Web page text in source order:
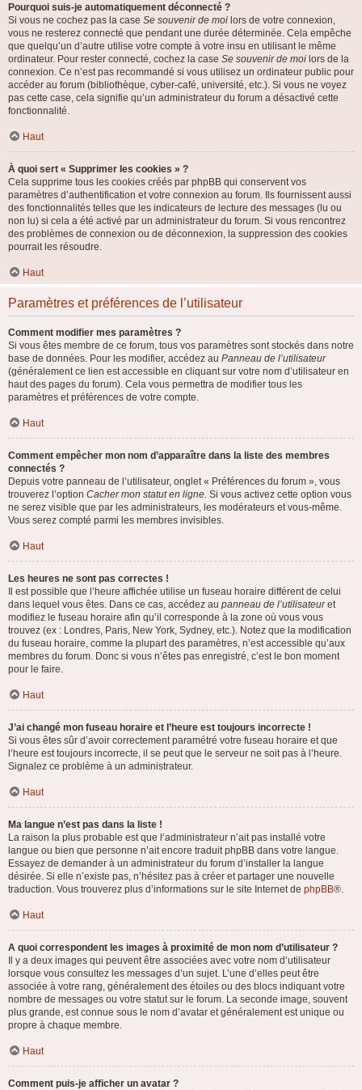
Pourquoi suis-je automatiquement déconnecté ?
Si vous ne cochez pas la case Se souvenir de moi lors de votre connexion,
vous ne resterez connecté que pendant une durée déterminée. Cela empêche
que quelqu’un d’autre utilise votre compte à votre insu en utilisant le même
ordinateur. Pour rester connecté, cochez la case Se souvenir de moi lors de la
connexion. Ce n’est pas recommandé si vous utilisez un ordinateur public pour
accéder au forum (bibliothèque, cyber-café, université, etc.). Si vous ne voyez
pas cette case, cela signifie qu’un administrateur du forum a désactivé cette
fonctionnalité.
Haut
À quoi sert « Supprimer les cookies » ?
Cela supprime tous les cookies créés par phpBB qui conservent vos
paramètres d’authentification et votre connexion au forum. Ils fournissent aussi
des fonctionnalités telles que les indicateurs de lecture des messages (lu ou
non lu) si cela a été activé par un administrateur du forum. Si vous rencontrez
des problèmes de connexion ou de déconnexion, la suppression des cookies
pourrait les résoudre.
Haut
Paramètres et préférences de l’utilisateur
Comment modifier mes paramètres ?
Si vous êtes membre de ce forum, tous vos paramètres sont stockés dans notre
base de données. Pour les modifier, accédez au Panneau de l’utilisateur
(généralement ce lien est accessible en cliquant sur votre nom d’utilisateur en
haut des pages du forum). Cela vous permettra de modifier tous les
paramètres et préférences de votre compte.
Haut
Comment empêcher mon nom d’apparaître dans la liste des membres
connectés ?
Depuis votre panneau de l’utilisateur, onglet « Préférences du forum », vous
trouverez l’option Cacher mon statut en ligne. Si vous activez cette option vous
ne serez visible que par les administrateurs, les modérateurs et vous-même.
Vous serez compté parmi les membres invisibles.
Haut
Les heures ne sont pas correctes !
Il est possible que l’heure affichée utilise un fuseau horaire différent de celui
dans lequel vous êtes. Dans ce cas, accédez au panneau de l’utilisateuret
modifiez le fuseau horaire afin qu’il corresponde à la zone où vous vous
trouvez (ex : Londres, Paris, New York, Sydney, etc.). Notez que la modification
du fuseau horaire, comme la plupart des paramètres, n’est accessible qu’aux
membres du forum. Donc si vous n’êtes pas enregistré, c’est le bon moment
pour le faire.
Haut
J’ai changé mon fuseau horaire et l’heure est toujours incorrecte !
Si vous êtes sûr d’avoir correctement paramétré votre fuseau horaire et que
l’heure est toujours incorrecte, il se peut que le serveur ne soit pas à l’heure.
Signalez ce problème à un administrateur.
Haut
Ma langue n’est pas dans la liste !
La raison la plus probable est que l’administrateur n’ait pas installé votre
langue ou bien que personne n’ait encore traduit phpBB dans votre langue.
Essayez de demander à un administrateur du forum d’installer la langue
désirée. Si elle n’existe pas, n’hésitez pas à créer et partager une nouvelle
traduction. Vous trouverez plus d’informations sur le site Internet de phpBB®.
Haut
A quoi correspondent les images à proximité de mon nom d’utilisateur ?
Il y a deux images qui peuvent être associées avec votre nom d’utilisateur
lorsque vous consultez les messages d’un sujet. L’une d’elles peut être
associée à votre rang, généralement des étoiles ou des blocs indiquant votre
nombre de messages ou votre statut sur le forum. La seconde image, souvent
plus grande, est connue sous le nom d’avatar et généralement est unique ou
propre à chaque membre.
Haut
Comment puis-je afficher un avatar ?